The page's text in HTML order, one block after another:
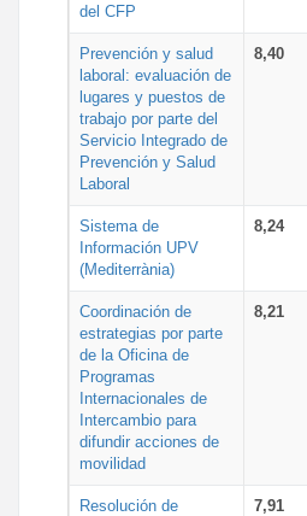
del CFP
Prevención y salud
laboral: evaluación de
lugares y puestos de
trabajo por parte del
Servicio Integrado de
Prevención y Salud
Laboral
8,40
Sistema de
Información UPV
(Mediterrània)
8,24
Coordinación de
estrategias por parte
de la Oficina de
Programas
Internacionales de
Intercambio para
difundir acciones de
movilidad
8,21
Resolución de
7,91